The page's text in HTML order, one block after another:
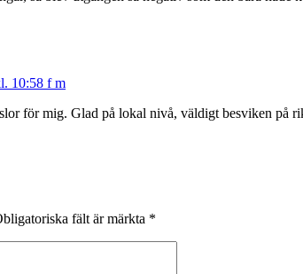
10:58 f m
för mig. Glad på lokal nivå, väldigt besviken på
fält är märkta *